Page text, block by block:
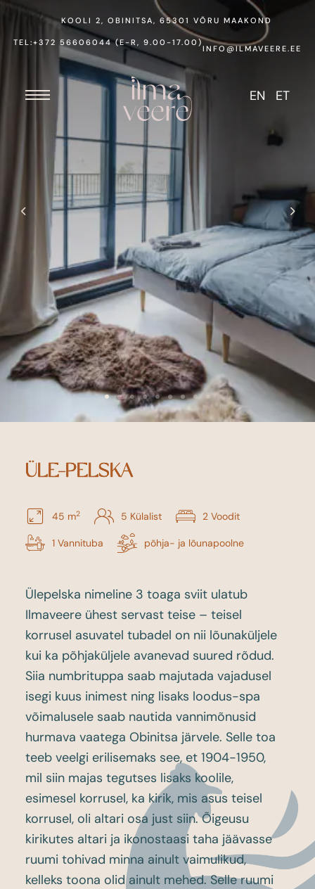
KOOLI 2, OBINITSA, 65301 VÕRU MAAKOND
TEL:+372 56606044(E-R, 9.00-17.00)
INFO@ILMAVEERE.EE
EN ET
ÜLE-PELSKA
45 m2 5 Külalist 2 Voodit
1 Vannituba põhja- ja lõunapoolne
Ülepelska nimeline 3 toaga sviit ulatub
Ilmaveere ühest servast teise – teisel
korrusel asuvatel tubadel on nii lõunaküljele
kui ka põhjaküljele avanevad suured rõdud.
Siia numbrituppa saab majutada vajadusel
isegi kuus inimest ning lisaks loodus-spa
võimalusele saab nautida vannimõnusid
hurmava vaatega Obinitsa järvele. Selle toa
teeb veelgi erilisemaks see, et 1904-1950,
mil siin majas tegutses lisaks koolile,
esimesel korrusel, ka kirik, mis asus teisel
korrusel, oli altari osa just siin. Õigeusu
kirikutes altari ja ikonostaasi taha jäävasse
ruumi tohivad minna ainult vaimulikud,
kelleks toona olid ainult mehed. Selle ruumi